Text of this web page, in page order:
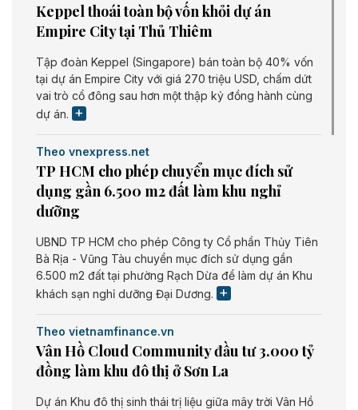
Keppel thoái toàn bộ vốn khỏi dự án
Empire City tại Thủ Thiêm
Tập đoàn Keppel (Singapore) bán toàn bộ 40% vốn
tại dự án Empire City với giá 270 triệu USD, chấm dứt
vai trò cổ đông sau hơn một thập kỷ đồng hành cùng
dự án.
Theo vnexpress.net
TP HCM cho phép chuyển mục đích sử
dụng gần 6.500 m2 đất làm khu nghỉ
dưỡng
UBND TP HCM cho phép Công ty Cổ phần Thủy Tiên
Bà Rịa - Vũng Tàu chuyển mục đích sử dụng gần
6.500 m2 đất tại phường Rạch Dừa để làm dự án Khu
khách sạn nghỉ dưỡng Đại Dương.
Theo vietnamfinance.vn
Vân Hồ Cloud Community đầu tư 3.000 tỷ
đồng làm khu đô thị ở Sơn La
Dự án Khu đô thị sinh thái trị liệu giữa mây trời Vân Hồ